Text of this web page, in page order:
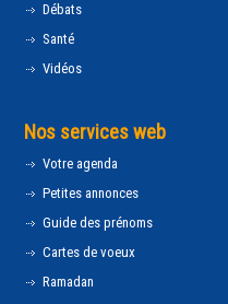
Débats
Santé
Vidéos
Nos services web
Votre agenda
Petites annonces
Guide des prénoms
Cartes de voeux
Ramadan